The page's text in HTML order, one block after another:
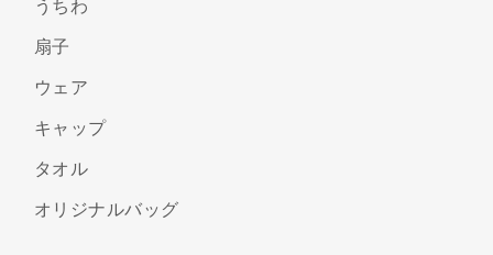
うちわ
扇子
ウェア
キャップ
タオル
オリジナルバッグ